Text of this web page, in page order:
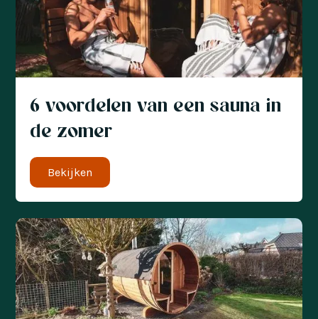
6 voordelen van een sauna in
de zomer
Bekijken